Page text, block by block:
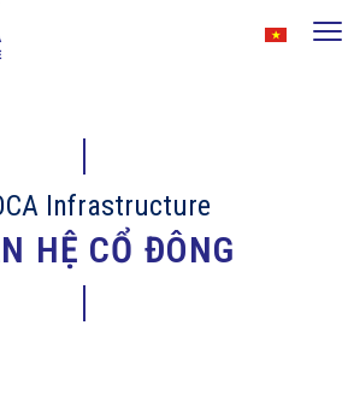
Infrastructure
HỆ CỔ ĐÔNG